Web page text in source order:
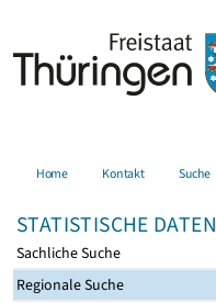
Home Kontakt Suche
STATISTISCHE DATEN
Sachliche Suche
Regionale Suche